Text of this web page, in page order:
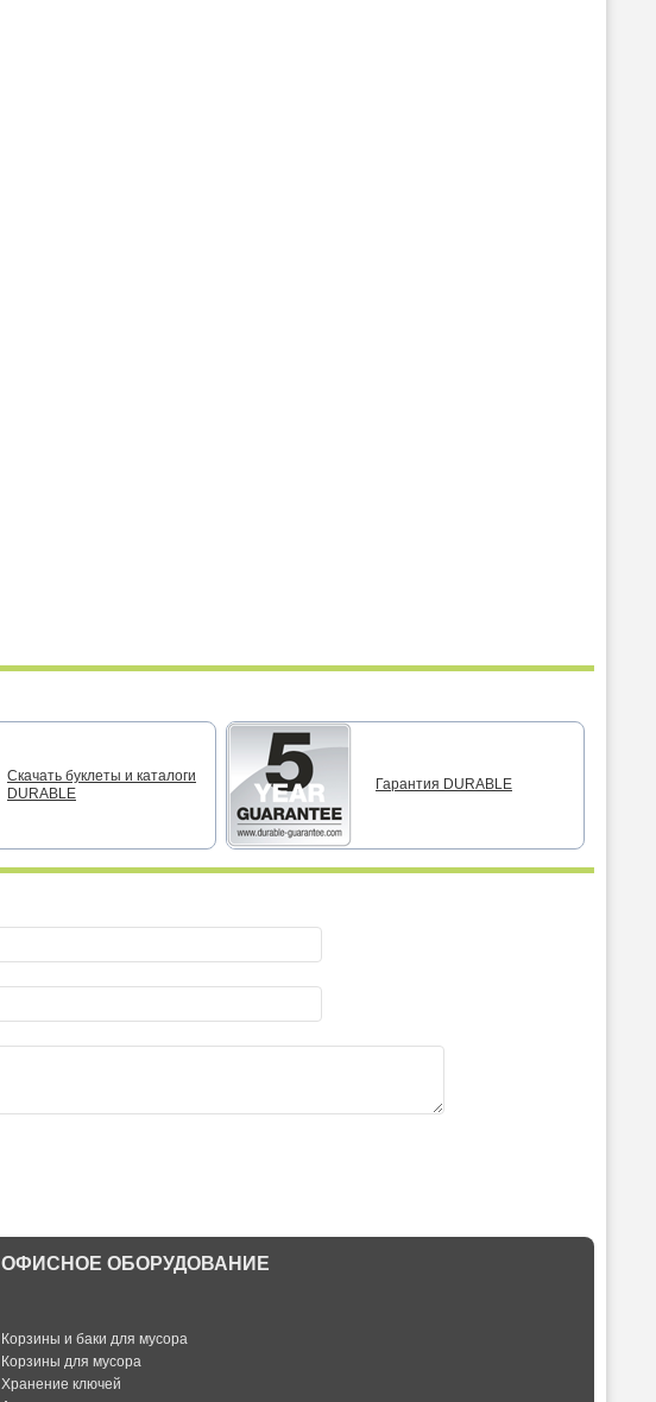
Скачать буклеты и каталоги
DURABLE
Гарантия DURABLE
ОФИСНОЕ ОБОРУДОВАНИЕ
Корзины и баки для мусора
Корзины для мусора
Хранение ключей